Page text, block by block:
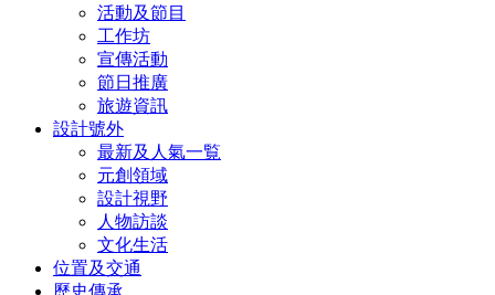
活動及節目
工作坊
宣傳活動
節日推廣
旅遊資訊
設計號外
最新及人氣一覧
元創領域
設計視野
人物訪談
文化生活
位置及交通
歷史傳承